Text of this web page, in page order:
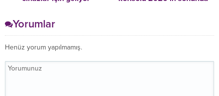
Yorumlar
Henüz yorum yapılmamış.